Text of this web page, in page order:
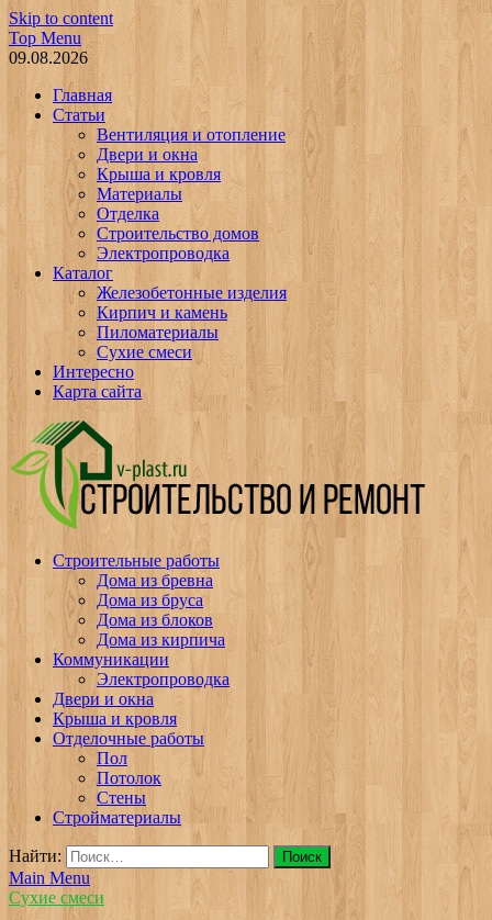
Skip to content
Top Menu
09.08.2026
Главная
Статьи
Вентиляция и отопление
Двери и окна
Крыша и кровля
Материалы
Отделка
Строительство домов
Электропроводка
Каталог
Железобетонные изделия
Кирпич и камень
Пиломатериалы
Сухие смеси
Интересно
Карта сайта
v-plast.ru Строительство и ремонт
Строительные работы
Дома из бревна
Дома из бруса
Дома из блоков
Дома из кирпича
Коммуникации
Электропроводка
Двери и окна
Крыша и кровля
Отделочные работы
Пол
Потолок
Стены
Стройматериалы
Найти:
Main Menu
Сухие смеси